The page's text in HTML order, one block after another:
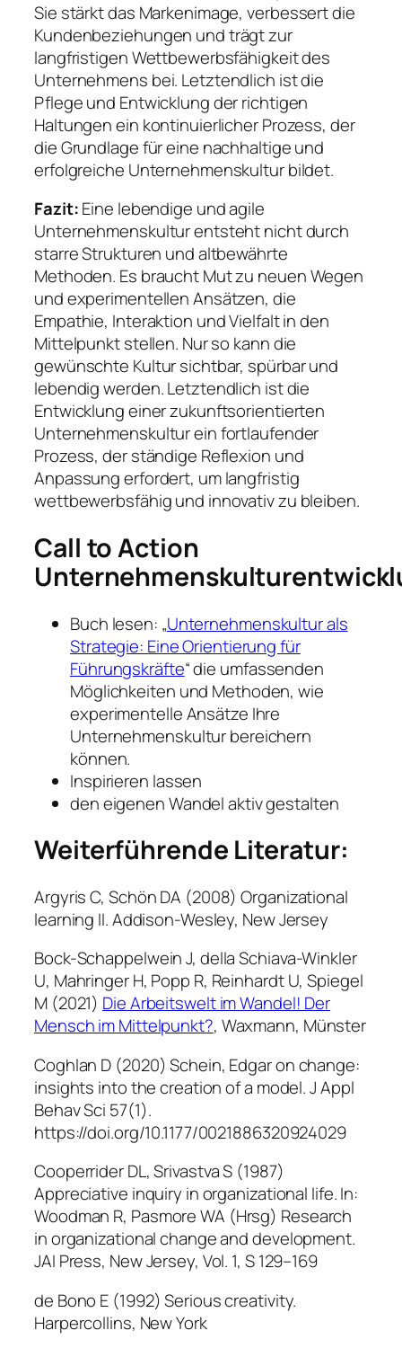
Sie stärkt das Markenimage, verbessert die
Kundenbeziehungen und trägt zur
langfristigen Wettbewerbsfähigkeit des
Unternehmens bei. Letztendlich ist die
Pflege und Entwicklung der richtigen
Haltungen ein kontinuierlicher Prozess, der
die Grundlage für eine nachhaltige und
erfolgreiche Unternehmenskultur bildet.
Fazit:Eine lebendige und agile
Unternehmenskultur entsteht nicht durch
starre Strukturen und altbewährte
Methoden. Es braucht Mut zu neuen Wegen
und experimentellen Ansätzen, die
Empathie, Interaktion und Vielfalt in den
Mittelpunkt stellen. Nur so kann die
gewünschte Kultur sichtbar, spürbar und
lebendig werden. Letztendlich ist die
Entwicklung einer zukunftsorientierten
Unternehmenskultur ein fortlaufender
Prozess, der ständige Reflexion und
Anpassung erfordert, um langfristig
wettbewerbsfähig und innovativ zu bleiben.
Call to Action
Buch lesen: „Unternehmenskultur als
Strategie: Eine Orientierung für
Führungskräfte“ die umfassenden
Möglichkeiten und Methoden, wie
experimentelle Ansätze Ihre
Unternehmenskultur bereichern
können.
Inspirieren lassen
den eigenen Wandel aktiv gestalten
Weiterführende Literatur:
Argyris C, Schön DA (2008) Organizational
learning II. Addison-Wesley, New Jersey
Bock-Schappelwein J, della Schiava-Winkler
U, Mahringer H, Popp R, Reinhardt U, Spiegel
M (2021) Die Arbeitswelt im Wandel! Der
Mensch im Mittelpunkt?, Waxmann, Münster
Coghlan D (2020) Schein, Edgar on change:
insights into the creation of a model. J Appl
Behav Sci 57(1).
https://doi.org/10.1177/0021886320924029
Cooperrider DL, Srivastva S (1987)
Appreciative inquiry in organizational life. In:
Woodman R, Pasmore WA (Hrsg) Research
in organizational change and development.
JAI Press, New Jersey, Vol. 1, S 129–169
de Bono E (1992) Serious creativity.
Harpercollins, New York